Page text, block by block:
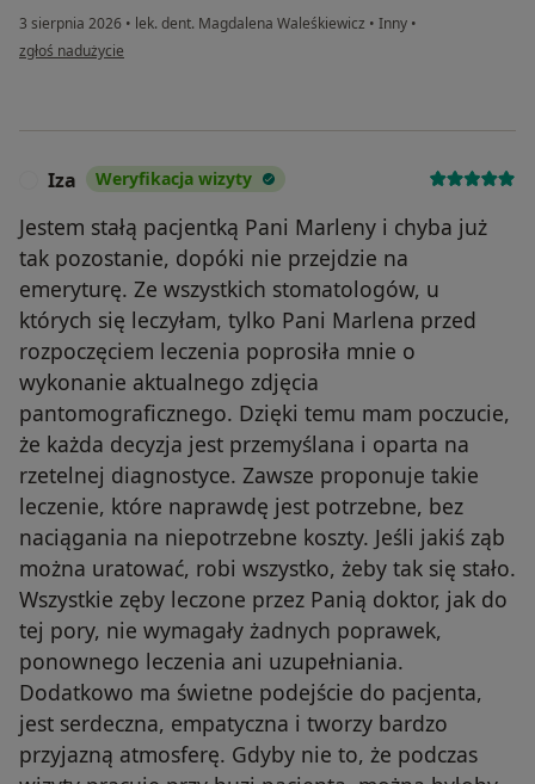
3 sierpnia 2026 • lek. dent. Magdalena Waleśkiewicz • Inny •
w opinii użytkownika Anna
zgłoś nadużycie
Iza Weryfikacja wizyty
Jestem stałą pacjentką Pani Marleny i chyba już
tak pozostanie, dopóki nie przejdzie na
emeryturę. Ze wszystkich stomatologów, u
których się leczyłam, tylko Pani Marlena przed
rozpoczęciem leczenia poprosiła mnie o
wykonanie aktualnego zdjęcia
pantomograficznego. Dzięki temu mam poczucie,
że każda decyzja jest przemyślana i oparta na
rzetelnej diagnostyce. Zawsze proponuje takie
leczenie, które naprawdę jest potrzebne, bez
naciągania na niepotrzebne koszty. Jeśli jakiś ząb
można uratować, robi wszystko, żeby tak się stało.
Wszystkie zęby leczone przez Panią doktor, jak do
tej pory, nie wymagały żadnych poprawek,
ponownego leczenia ani uzupełniania.
Dodatkowo ma świetne podejście do pacjenta,
jest serdeczna, empatyczna i tworzy bardzo
przyjazną atmosferę. Gdyby nie to, że podczas